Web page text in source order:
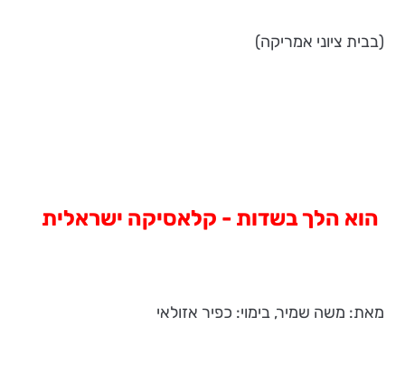
(בבית ציוני אמריקה)
הוא הלך בשדות - קלאסיקה ישראלית
מאת: משה שמיר, בימוי: כפיר אזולאי